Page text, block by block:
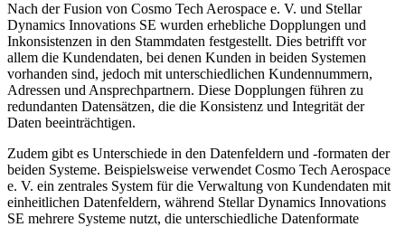
Nach der Fusion von Cosmo Tech Aerospace e. V. und Stellar
Dynamics Innovations SE wurden erhebliche Dopplungen und
Inkonsistenzen in den Stammdaten festgestellt. Dies betrifft vor
allem die Kundendaten, bei denen Kunden in beiden Systemen
vorhanden sind, jedoch mit unterschiedlichen Kundennummern,
Adressen und Ansprechpartnern. Diese Dopplungen führen zu
redundanten Datensätzen, die die Konsistenz und Integrität der
Daten beeinträchtigen.
Zudem gibt es Unterschiede in den Datenfeldern und -formaten der
beiden Systeme. Beispielsweise verwendet Cosmo Tech Aerospace
e. V. ein zentrales System für die Verwaltung von Kundendaten mit
einheitlichen Datenfeldern, während Stellar Dynamics Innovations
SE mehrere Systeme nutzt, die unterschiedliche Datenformate